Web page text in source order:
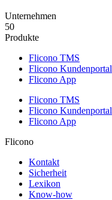
Unternehmen
50
Produkte
Flicono TMS
Flicono Kundenportal
Flicono App
Flicono TMS
Flicono Kundenportal
Flicono App
Flicono
Kontakt
Sicherheit
Lexikon
Know-how